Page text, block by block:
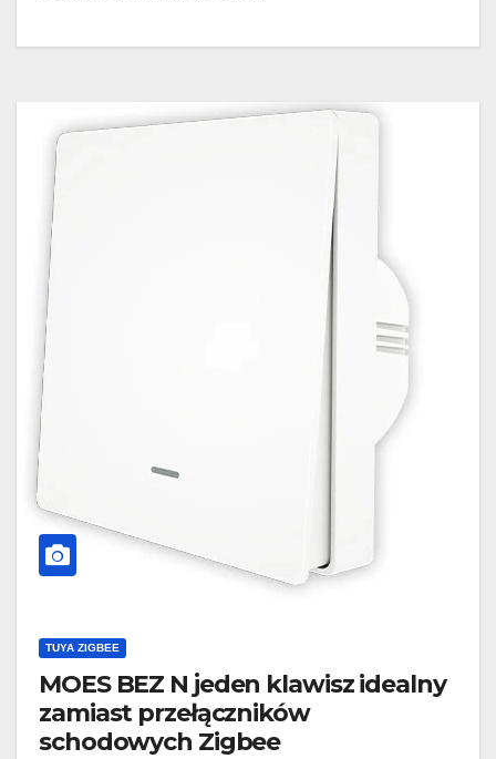
TUYA ZIGBEE
MOES BEZ N jeden klawisz idealny
zamiast przełączników
schodowych Zigbee